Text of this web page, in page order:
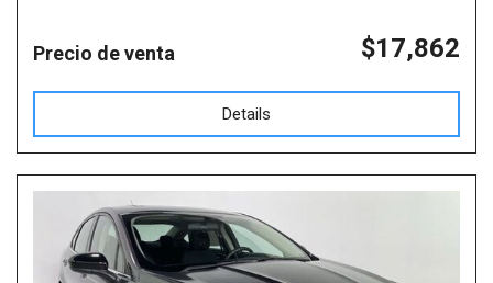
Precio de venta $17,862
Details